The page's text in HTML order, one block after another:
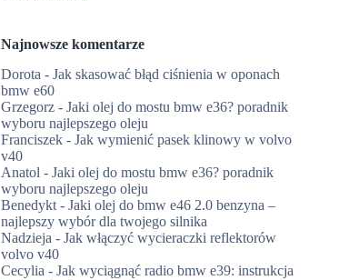
Najnowsze komentarze
Dorota -Jak skasować błąd ciśnienia w oponach
bmw e60
Grzegorz -Jaki olej do mostu bmw e36? poradnik
wyboru najlepszego oleju
Franciszek -Jak wymienić pasek klinowy w volvo
v40
Anatol -Jaki olej do mostu bmw e36? poradnik
wyboru najlepszego oleju
Benedykt -Jaki olej do bmw e46 2.0 benzyna –
najlepszy wybór dla twojego silnika
Nadzieja -Jak włączyć wycieraczki reflektorów
volvo v40
Cecylia -Jak wyciągnąć radio bmw e39: instrukcja